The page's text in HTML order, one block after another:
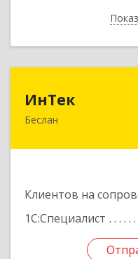
ИнТек
Беслан
Клиентов на
1С:Специалист